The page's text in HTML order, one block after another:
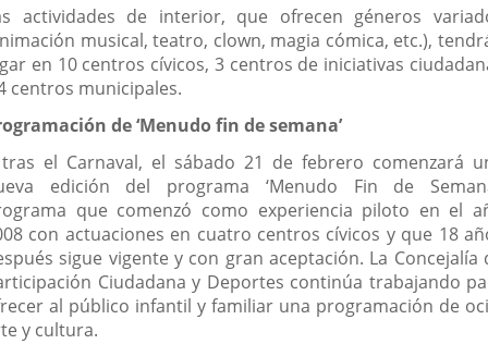
actividades de interior, que ofrecen géneros
musical, teatro, clown, magia cómica, etc.),
en 10 centros cívicos, 3 centros de iniciativas
centros municipales.
de ‘Menudo fin de semana’
el Carnaval, el sábado 21 de febrero comenzará
edición del programa ‘Menudo Fin de
que comenzó como experiencia piloto en el
con actuaciones en cuatro centros cívicos y que 18
sigue vigente y con gran aceptación. La Concejalía
Ciudadana y Deportes continúa trabajando
al público infantil y familiar una programación de
y cultura.